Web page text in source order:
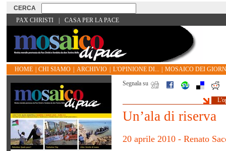
PAX CHRISTI CASA PER LA PACE
HOME CHI SIAMO ARCHIVIO L'OPINIONE DI...
MOSAICO DEI
Segnala su
Un’ala di riserva
20 aprile 2010 - Renato